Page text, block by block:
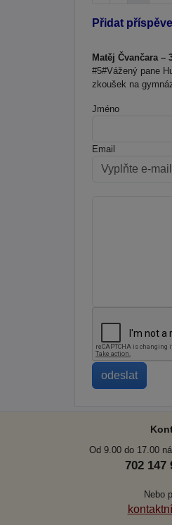
Přidat
Matěj Čvančara –
#5#Vážený pane
zkoušek na
Jméno
Email
Od 9.00 do 17.00
702 147
Nebo